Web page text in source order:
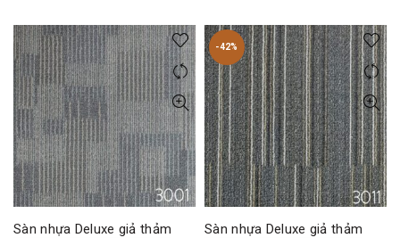
Sàn nhựa Deluxe giả thảm
-42%
Sàn nhựa Deluxe giả thảm